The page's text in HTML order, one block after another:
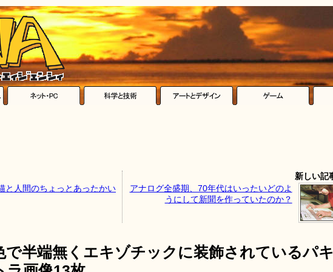
と人間のちょっとあったかい
新しい記
アナログ全盛期、70年代はいったいどのよ
うにして新聞を作っていたのか？
で半端無くエキゾチックに装飾されているパ